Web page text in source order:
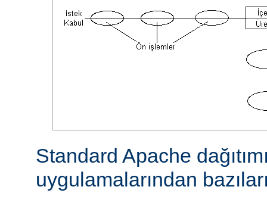
Standard Apache
uygulamalarından